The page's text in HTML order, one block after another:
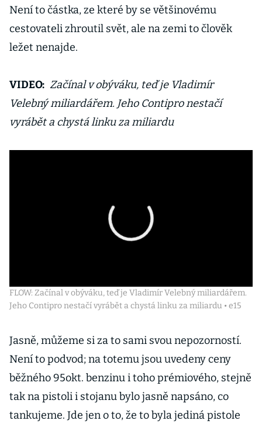
Není to částka, ze které by se většinovému
cestovateli zhroutil svět, ale na zemi to člověk
ležet nenajde.
VIDEO: Začínal v obýváku, teď je Vladimír
Velebný miliardářem. Jeho Contipro nestačí
vyrábět a chystá linku za miliardu
FLOW: Začínal v obýváku, teď je Vladimír Velebný miliardářem.
Jeho Contipro nestačí vyrábět a chystá linku za miliardu • e15
Jasně, můžeme si za to sami svou nepozorností.
Není to podvod; na totemu jsou uvedeny ceny
běžného 95okt. benzinu i toho prémiového, stejně
tak na pistoli i stojanu bylo jasně napsáno, co
tankujeme. Jde jen o to, že to byla jediná pistole